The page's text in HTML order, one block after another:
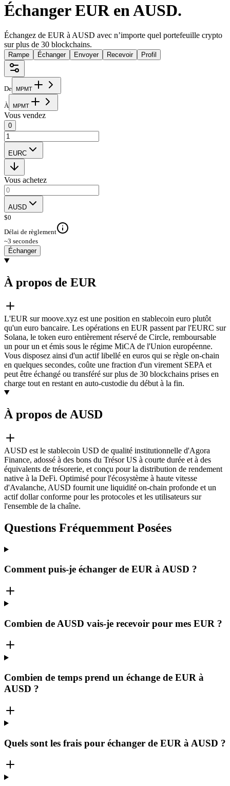
Échanger EUR en AUSD.
Échangez de EUR à AUSD avec n’importe quel portefeuille crypto
sur plus de 30 blockchains.
Rampe Échanger Envoyer Recevoir Profil
De MPMT
À MPMT
Vous vendez
0
EURC
Vous achetez
AUSD
$0
Délai de règlement
~3 secondes
Échanger
À propos de EUR
L'EUR sur moove.xyz est une position en stablecoin euro plutôt
qu'un euro bancaire. Les opérations en EUR passent par l'EURC sur
Solana, le token euro entièrement réservé de Circle, remboursable
un pour un et émis sous le régime MiCA de l'Union européenne.
Vous disposez ainsi d'un actif libellé en euros qui se règle on-chain
en quelques secondes, coûte une fraction d'un virement SEPA et
peut être échangé ou transféré sur plus de 30 blockchains prises en
charge tout en restant en auto-custodie du début à la fin.
À propos de AUSD
AUSD est le stablecoin USD de qualité institutionnelle d'Agora
Finance, adossé à des bons du Trésor US à courte durée et à des
équivalents de trésorerie, et conçu pour la distribution de rendement
native à la DeFi. Optimisé pour l'écosystème à haute vitesse
d'Avalanche, AUSD fournit une liquidité on-chain profonde et un
actif dollar conforme pour les protocoles et les utilisateurs sur
l'ensemble de la chaîne.
Questions Fréquemment Posées
Comment puis-je échanger de EUR à AUSD ?
Combien de AUSD vais-je recevoir pour mes EUR ?
Combien de temps prend un échange de EUR à
AUSD ?
Quels sont les frais pour échanger de EUR à AUSD ?